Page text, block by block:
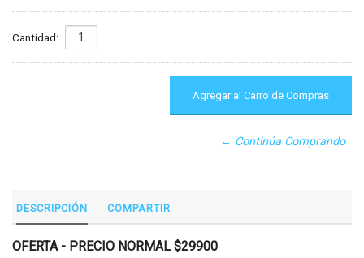
Cantidad:
← Continúa Comprando
DESCRIPCIÓN COMPARTIR
OFERTA - PRECIO NORMAL $29900